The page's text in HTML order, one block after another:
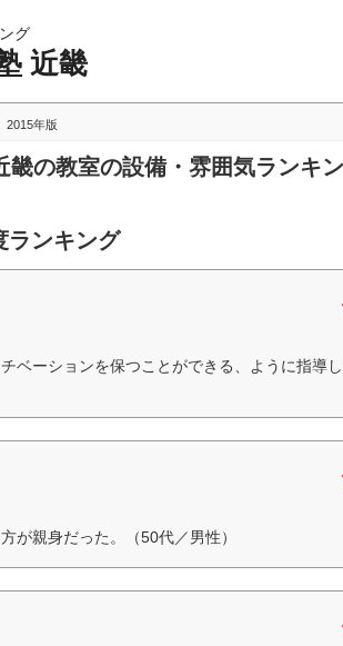
グ
近畿
2015年版
の教室の設備・雰囲気ランキ
ランキング
ベーションを保つことができる、ように指導
が親身だった。（50代／男性）